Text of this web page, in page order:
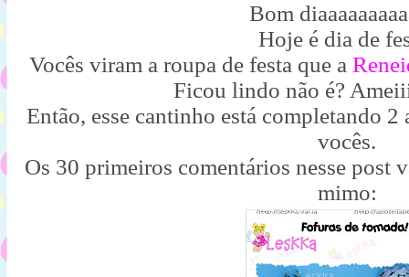
Bom
Hoje é dia de
Vocês viram a roupa de festa que a
Ficou lindo não é?
Então, esse cantinho está completando
vocês.
Os 30 primeiros comentários nesse post
mimo: